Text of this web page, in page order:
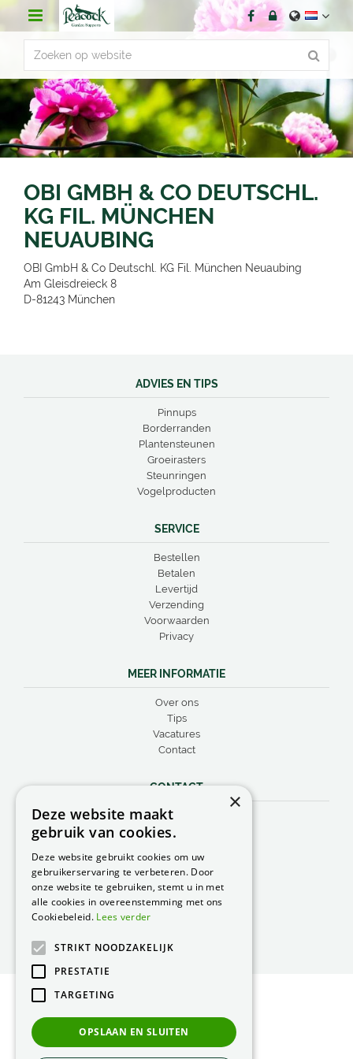
r
n
t
OBI GMBH & CO DEUTSCHL.
KG FIL. MÜNCHEN
NEUAUBING
OBI GmbH & Co Deutschl. KG Fil. München Neuaubing
Am Gleisdreieck 8
D-81243 München
ADVIES EN TIPS
Pinnups
Borderranden
Plantensteunen
Groeirasters
Steunringen
Vogelproducten
SERVICE
Bestellen
Betalen
Levertijd
Verzending
Voorwaarden
Privacy
MEER INFORMATIE
Over ons
Tips
Vacatures
Contact
CONTACT
Peacock Garden Supports
Industrieweg 22
Nederland
0499 57 40 80
F. 0499 57 40 84
E.peacock@peacock.nl
Privacy Statement
Green Solutions
×
Deze website maakt
gebruik van cookies.
Deze website gebruikt cookies om uw
gebruikerservaring te verbeteren. Door
onze website te gebruiken, stemt u in met
alle cookies in overeenstemming met ons
Cookiebeleid. Lees verder
STRIKT NOODZAKELIJK
PRESTATIE
TARGETING
OPSLAAN EN SLUITEN